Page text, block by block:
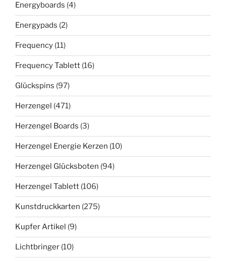
Energyboards (4)
Energypads (2)
Frequency (11)
Frequency Tablett (16)
Glückspins (97)
Herzengel (471)
Herzengel Boards (3)
Herzengel Energie Kerzen (10)
Herzengel Glücksboten (94)
Herzengel Tablett (106)
Kunstdruckkarten (275)
Kupfer Artikel (9)
Lichtbringer (10)